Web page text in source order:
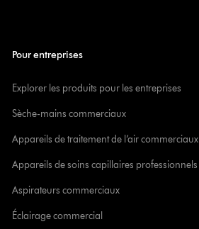
Pour entreprises
Explorer les produits pour les entreprises
Sèche-mains commerciaux
Appareils de traitement de l’air commerciaux
Appareils de soins capillaires professionnels
Aspirateurs commerciaux
Éclairage commercial